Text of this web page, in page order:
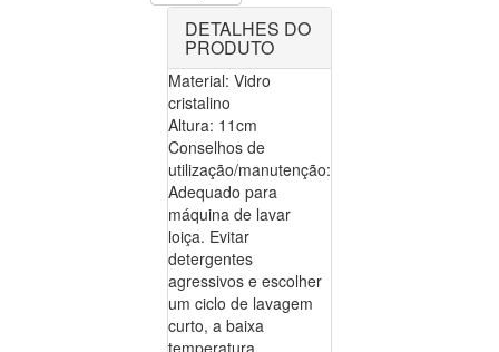
DETALHES DO
PRODUTO
Material: Vidro
cristalino
Altura: 11cm
Conselhos de
utilização/manutenção:
Adequado para
máquina de lavar
loiça. Evitar
detergentes
agressivos e escolher
um ciclo de lavagem
curto, a baixa